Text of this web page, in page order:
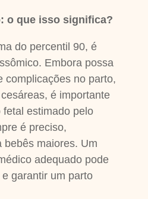
o que isso significa?
do percentil 90, é
Embora possa
complicações no parto,
é importante
fetal estimado pelo
é preciso,
bebês maiores. Um
adequado pode
garantir um parto